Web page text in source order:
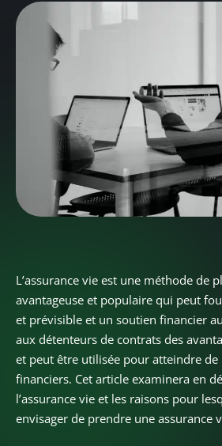
L’assurance vie est une méthode de
avantageuse et populaire qui peut
et prévisible et un soutien financier
aux détenteurs de contrats des
et peut être utilisée pour atteindre
financiers. Cet article examinera en
l’assurance vie et les raisons pour
envisager de prendre une assurance